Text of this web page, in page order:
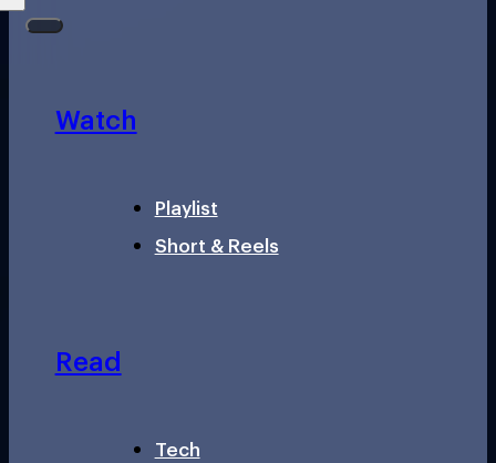
Watch
Playlist
Short & Reels
Read
Tech